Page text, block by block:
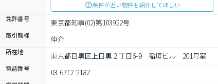
条件が近い物件も紹介してほしい
免許番号
東京都知事(02)第103922号
取引態様 仲介
所在地 東京都目黒区上目黒２丁目6-9　稲垣ビル　201号室
電話番号 03-6712-2182